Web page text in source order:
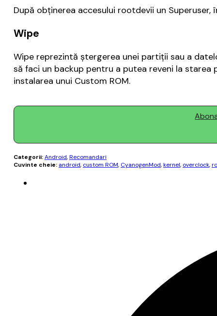
După obţinerea accesului rootdevii un
Wipe
Wipe reprezintă ştergerea unei partiţii sau a
să faci un backup pentru a putea reveni la
instalarea unui Custom ROM.
Categorii:Android,Recomandari
Cuvinte cheie: android, custom ROM, CyanogenMod,kernel, overclock,